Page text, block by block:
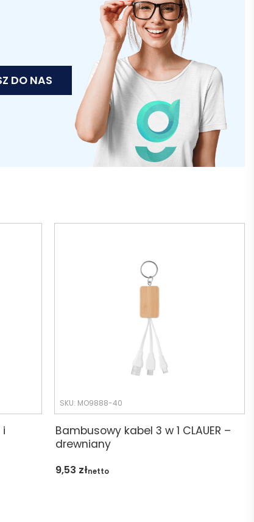
DO NAS
i
SKU: MO9888-40
Bambusowy kabel 3 w 1 CLAUER –
drewniany
9,53 złnetto